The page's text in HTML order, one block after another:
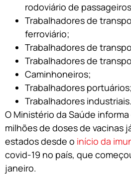
rodoviário de
Trabalhadores de
ferroviário;
Trabalhadores de
Trabalhadores de
Caminhoneiros;
Trabalhadores portuários;
Trabalhadores industriais.
O Ministério da Saúde
milhões de doses de vacinas
estados desde o início da
covid-19 no país, que
janeiro.